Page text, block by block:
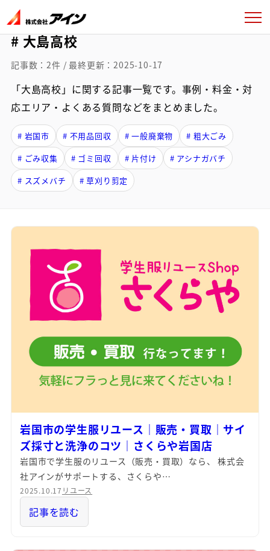
# 大島高校
記事数：2件 / 最終更新：2025-10-17
「大島高校」に関する記事一覧です。事例・料金・対
応エリア・よくある質問などをまとめました。
# 岩国市 # 不用品回収 # 一般廃棄物
# 粗大ごみ
# ごみ収集
# ゴミ回収 # 片付け
# アシナガバチ
# スズメバチ
# 草刈り剪定
岩国市の学生服リユース｜販売・買取｜サイ
ズ採寸と洗浄のコツ｜さくらや岩国店
岩国市で学生服のリユース（販売・買取）なら、 株式会
社アインがサポートする、さくらや…
2025.10.17 リユース
記事を読む